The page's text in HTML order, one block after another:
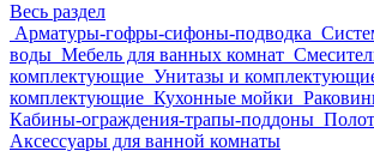
Весь раздел
Арматуры-гофры-сифоны-подводка
воды Мебель для ванных комнат
комплектующие Унитазы и
комплектующие Кухонные мойки
Кабины-ограждения-трапы-поддоны
Аксессуары для ванной комнаты